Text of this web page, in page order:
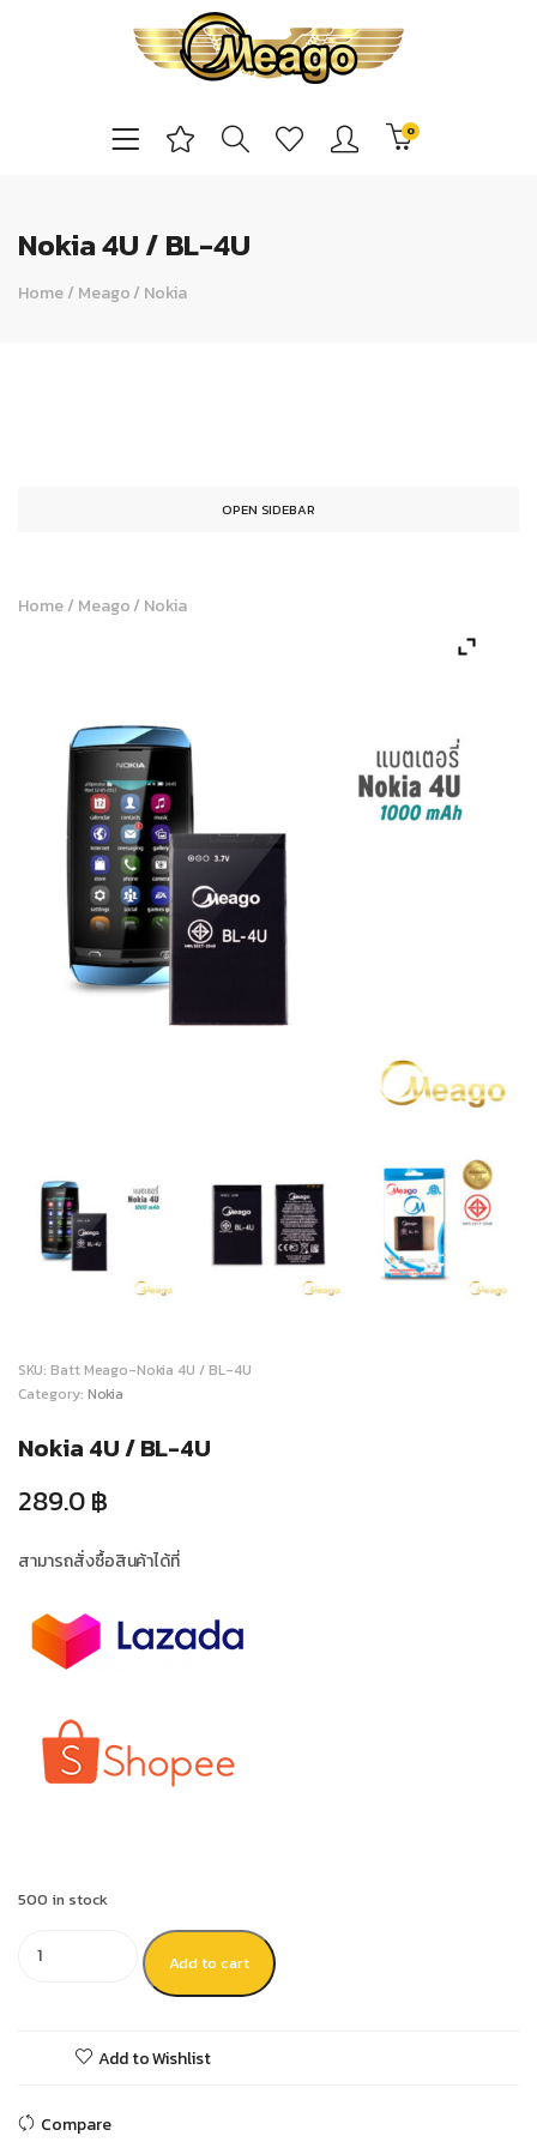
0
Nokia 4U / BL-4U
Home/ Meago/ Nokia
OPEN SIDEBAR
Home/ Meago/ Nokia
SKU: Batt Meago-Nokia 4U / BL-4U
Category: Nokia
Nokia 4U / BL-4U
289.0฿
สามารถสั่งซื้อสินค้าได้ที่
500 in stock
Add to cart
Add to Wishlist
Compare